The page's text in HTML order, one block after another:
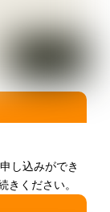
し込みができ
きください。